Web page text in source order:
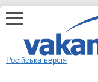
Російська версія